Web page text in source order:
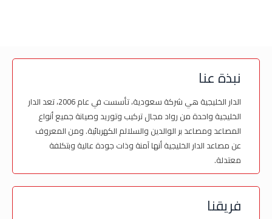
نبذة عنا
الدار الخليجية هي شركة سعودية، تأسست في عام 2006، تعد الدار
الخليجية واحدة من رواد مجال تركيب وتوريد وصيانة جميع أنواع
المصاعد ومصاعد بر الوالدين والسلالم الكهربائية. ومن المعروف
عن مصاعد الدار الخليجية أنها آمنة وذات جودة عالية وبتكلفة
معتدلة.
فريقنا